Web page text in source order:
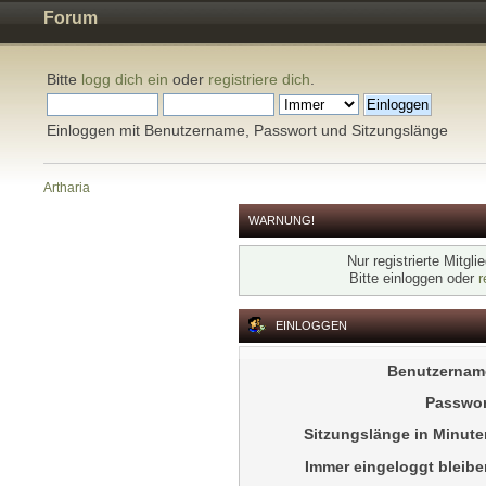
Forum
Bitte logg dich ein oder registriere dich
Einloggen mit Benutzername, Passwort und Sitzungslänge
Artharia
WARNUNG!
Nur registrierte
Bitte einloggen oder
EINLOGGEN
Sitzungslänge in
Immer eingeloggt